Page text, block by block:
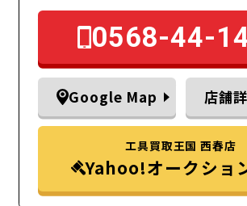
0568-44-
Google Map 店舗
工具買取王国 西春店
Yahoo!オークショ